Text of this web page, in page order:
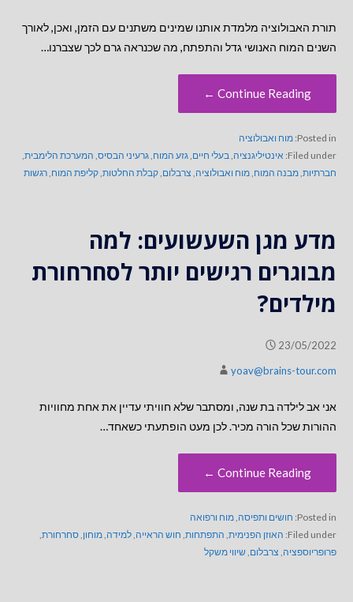
תורת האבולוציה מלמדת אותנו שמינים משתנים עם הזמן, ואכן, לאורך
השנים המוח האנושי גדל והתפתח, מה שכנראה גרם לכך שצברנו…
Continue Reading ←
Posted in: מוח ואבולוציה
Filed under: אינטיליגנציה,בעלי חיים,גזע המוח,גרעיני הבסיס, המערכת הלימבית,
חברתיות,מבנה המוח,מוח ואבולוציה, צרבלום,קבלת החלטות,קליפת המוח,רגשות
מדע מגן השעשועים: למה
מבוגרים רגישים יותר לסחרחורת
מילדים?
23/05/2022
yoav@brains-tour.com
אני אב לילדה בת שנה, ומסתבר שלא חוויתי עדיין את אחת מחוויות
ההורות שכל הורה מכיר. לכן מעט הופתעתי כשאחד…
Continue Reading ←
Posted in: חושים ותפיסה,מוח ורפואה
Filed under: האוזן הפנימית, התפתחות, חוש הראייה,למידה,מוחון,סחרחורת,
פרופריוספציה, צרבלום,שיווי משקל